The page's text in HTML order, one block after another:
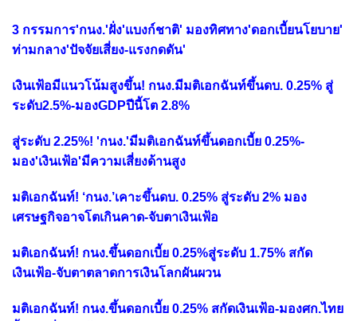
3 กรรมการ'กนง.'ฝั่ง'แบงก์ชาติ' มองทิศทาง'ดอกเบี้ยนโยบาย'
ท่ามกลาง'ปัจจัยเสี่ยง-แรงกดดัน'
เงินเฟ้อมีแนวโน้มสูงขึ้น! กนง.มีมติเอกฉันท์ขึ้นดบ. 0.25% สู่
ระดับ2.5%-มองGDPปีนี้โต 2.8%
สู่ระดับ 2.25%! 'กนง.'มีมติเอกฉันท์ขึ้นดอกเบี้ย 0.25%-
มอง'เงินเฟ้อ'มีความเสี่ยงด้านสูง
มติเอกฉันท์! ‘กนง.’เคาะขึ้นดบ. 0.25% สู่ระดับ 2% มอง
เศรษฐกิจอาจโตเกินคาด-จับตาเงินเฟ้อ
มติเอกฉันท์! กนง.ขึ้นดอกเบี้ย 0.25%สู่ระดับ 1.75% สกัด
เงินเฟ้อ-จับตาตลาดการเงินโลกผันผวน
มติเอกฉันท์! กนง.ขึ้นดอกเบี้ย 0.25% สกัดเงินเฟ้อ-มองศก.ไทย